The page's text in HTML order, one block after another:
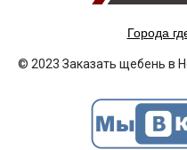
Города
© 2023 Заказать щебень в